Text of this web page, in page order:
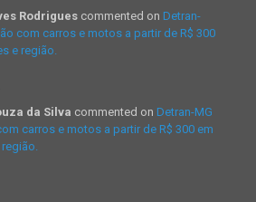
Rodrigues commented on Detran-
com carros e motos a partir de R$ 300
e região.
da Silva commented on Detran-MG
carros e motos a partir de R$ 300 em
região.